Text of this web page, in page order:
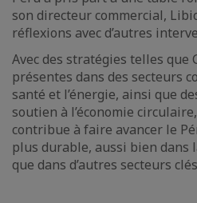
son directeur commercial,
réflexions avec d’autres
Avec des stratégies telles que
présentes dans des secteurs
santé et l’énergie, ainsi que
soutien à l’économie
contribue à faire avancer le
plus durable, aussi bien dans
que dans d’autres secteurs